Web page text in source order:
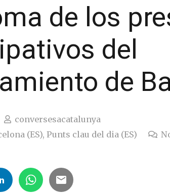
de los
del
de
conversesacatalunya
(ES),Punts clau del dia (ES)